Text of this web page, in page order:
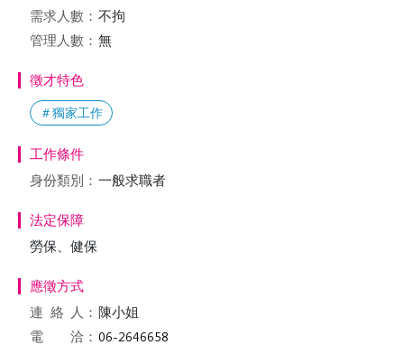
需求人數： 不拘
管理人數： 無
徵才特色
＃獨家工作
工作條件
身份類別： 一般求職者
法定保障
勞保、健保
應徵方式
連絡
人： 陳小姐
電 洽：